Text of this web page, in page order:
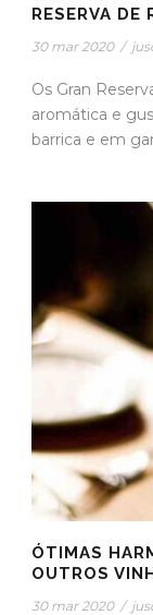
RESERVA DE
30 mar 2020 /
Os Gran
aromática e
barrica e em
ÓTIMAS
OUTROS
30 mar 2020 /